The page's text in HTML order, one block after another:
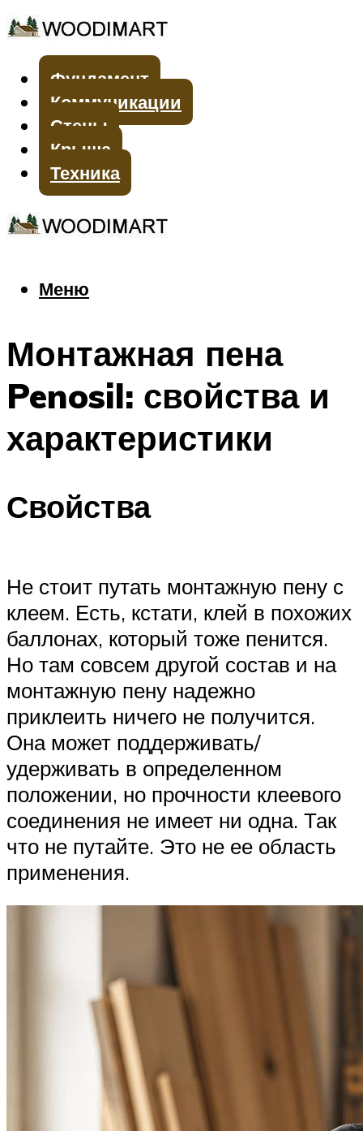
Фундамент
Коммуникации
Стены
Крыша
Техника
Меню
Меню
Монтажная пена
Penosil: свойства и
характеристики
Свойства
Не стоит путать монтажную пену с
клеем. Есть, кстати, клей в похожих
баллонах, который тоже пенится.
Но там совсем другой состав и на
монтажную пену надежно
приклеить ничего не получится.
Она может поддерживать/
удерживать в определенном
положении, но прочности клеевого
соединения не имеет ни одна. Так
что не путайте. Это не ее область
применения.